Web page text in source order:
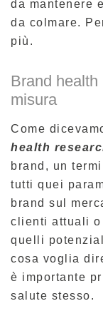
da mantenere
da colmare.
più.
Brand health
misura
Come
health
brand, un
tutti quei
brand sul
clienti attuali o
quelli
cosa voglia
è importante
salute stesso.